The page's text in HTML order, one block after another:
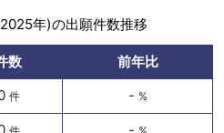
年)の出願件数推移
数
前年比
件 - %